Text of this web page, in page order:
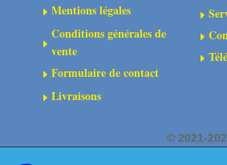
EMentions légales
E
Conditions générales de
vente
EFormulaire de contact
ELivraisons
E
E
E
©2021-